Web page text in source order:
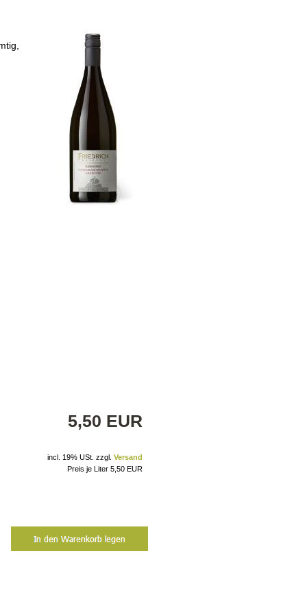
5,50 EUR
incl. 19% USt. zzgl. Versand
Preis je Liter 5,50 EUR